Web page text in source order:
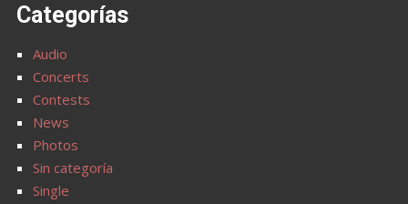
Categorías
Audio
Concerts
Contests
News
Photos
Sin categoría
Single